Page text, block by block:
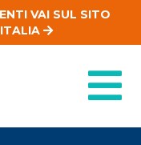
VAI SUL SITO